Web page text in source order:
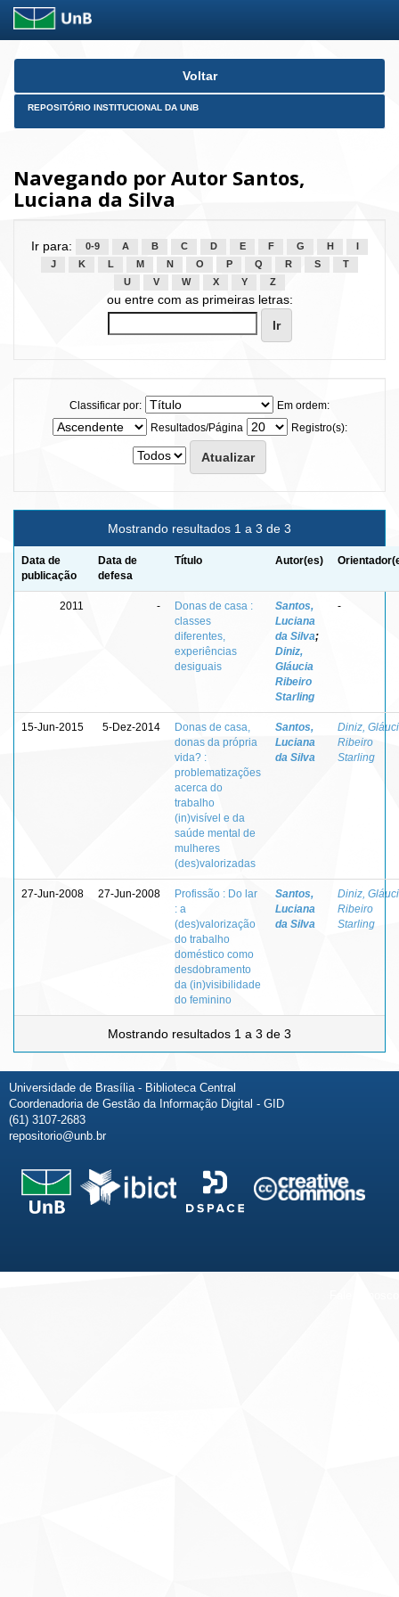
Skip
Voltar
REPOSITÓRIO INSTITUCIONAL DA UNB
Navegando por Autor Santos,
Luciana da Silva
Ir para: 0-9 A B C D E F G H
J
K L M N O P Q R S
T
U
V W X Y Z
ou entre com as primeiras letras:
Classificar por:
Em ordem:
Resultados/Página
Registro(s):
Mostrando resultados 1 a 3 de 3
Data de
publicação
Data de
defesa
Título Autor(es)
2011 -
Donas de casa :
classes
diferentes,
experiências
desiguais
Santos,
Luciana
da Silva;
Diniz,
Gláucia
Ribeiro
Starling
-
15-Jun-2015 5-Dez-2014
Donas de casa,
donas da própria
vida? :
problematizações
acerca do
trabalho
(in)visível e da
saúde mental de
mulheres
(des)valorizadas
Santos,
Luciana
da Silva
Diniz,
Ribeiro
Starling
27-Jun-2008 27-Jun-2008
Profissão : Do lar
: a
(des)valorização
do trabalho
doméstico como
desdobramento
da (in)visibilidade
do feminino
Santos,
Luciana
da Silva
Diniz,
Ribeiro
Starling
Mostrando resultados 1 a 3 de 3
Universidade de Brasília - Biblioteca Central
Coordenadoria de Gestão da Informação Digital - GID
(61) 3107-2683
repositorio@unb.br